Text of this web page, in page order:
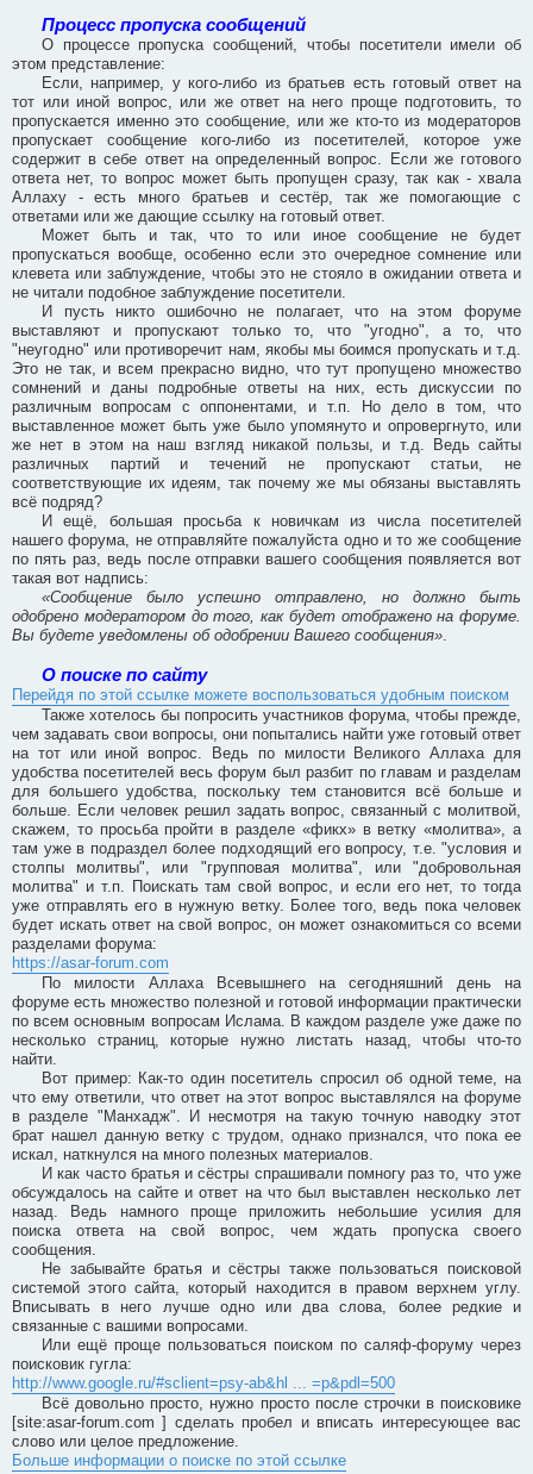
Процесс пропуска сообщений
О процессе пропуска сообщений, чтобы посетители имели об
этом представление:
Если, например, у кого-либо из братьев есть готовый ответ на
тот или иной вопрос, или же ответ на него проще подготовить, то
пропускается именно это сообщение, или же кто-то из модераторов
пропускает сообщение кого-либо из посетителей, которое уже
содержит в себе ответ на определенный вопрос. Если же готового
ответа нет, то вопрос может быть пропущен сразу, так как - хвала
Аллаху - есть много братьев и сестёр, так же помогающие с
ответами или же дающие ссылку на готовый ответ.
Может быть и так, что то или иное сообщение не будет
пропускаться вообще, особенно если это очередное сомнение или
клевета или заблуждение, чтобы это не стояло в ожидании ответа и
не читали подобное заблуждение посетители.
И пусть никто ошибочно не полагает, что на этом форуме
выставляют и пропускают только то, что "угодно", а то, что
"неугодно" или противоречит нам, якобы мы боимся пропускать и т.д.
Это не так, и всем прекрасно видно, что тут пропущено множество
сомнений и даны подробные ответы на них, есть дискуссии по
различным вопросам с оппонентами, и т.п. Но дело в том, что
выставленное может быть уже было упомянуто и опровергнуто, или
же нет в этом на наш взгляд никакой пользы, и т.д. Ведь сайты
различных партий и течений не пропускают статьи, не
соответствующие их идеям, так почему же мы обязаны выставлять
всё подряд?
И ещё, большая просьба к новичкам из числа посетителей
нашего форума, не отправляйте пожалуйста одно и то же сообщение
по пять раз, ведь после отправки вашего сообщения появляется вот
такая вот надпись:
«Сообщение было успешно отправлено, но должно быть
одобрено модератором до того, как будет отображено на форуме.
Вы будете уведомлены об одобрении Вашего сообщения».
О поиске по сайту
Перейдя по этой ссылке можете воспользоваться удобным поиском
Также хотелось бы попросить участников форума, чтобы прежде,
чем задавать свои вопросы, они попытались найти уже готовый ответ
на тот или иной вопрос. Ведь по милости Великого Аллаха для
удобства посетителей весь форум был разбит по главам и разделам
для большего удобства, поскольку тем становится всё больше и
больше. Если человек решил задать вопрос, связанный с молитвой,
скажем, то просьба пройти в разделе «фикх» в ветку «молитва», а
там уже в подраздел более подходящий его вопросу, т.е. "условия и
столпы молитвы", или "групповая молитва", или "добровольная
молитва" и т.п. Поискать там свой вопрос, и если его нет, то тогда
уже отправлять его в нужную ветку. Более того, ведь пока человек
будет искать ответ на свой вопрос, он может ознакомиться со всеми
разделами форума:
https://asar-forum.com
По милости Аллаха Всевышнего на сегодняшний день на
форуме есть множество полезной и готовой информации практически
по всем основным вопросам Ислама. В каждом разделе уже даже по
несколько страниц, которые нужно листать назад, чтобы что-то
найти.
Вот пример: Как-то один посетитель спросил об одной теме, на
что ему ответили, что ответ на этот вопрос выставлялся на форуме
в разделе "Манхадж". И несмотря на такую точную наводку этот
брат нашел данную ветку с трудом, однако признался, что пока ее
искал, наткнулся на много полезных материалов.
И как часто братья и сёстры спрашивали помногу раз то, что уже
обсуждалось на сайте и ответ на что был выставлен несколько лет
назад. Ведь намного проще приложить небольшие усилия для
поиска ответа на свой вопрос, чем ждать пропуска своего
сообщения.
Не забывайте братья и сёстры также пользоваться поисковой
системой этого сайта, который находится в правом верхнем углу.
Вписывать в него лучше одно или два слова, более редкие и
связанные с вашими вопросами.
Или ещё проще пользоваться поиском по саляф-форуму через
поисковик гугла:
http://www.google.ru/#sclient=psy-ab&hl ... =p&pdl=500
Всё довольно просто, нужно просто после строчки в поисковике
[site:asar-forum.com ] сделать пробел и вписать интересующее вас
слово или целое предложение.
Больше информации о поиске по этой ссылке